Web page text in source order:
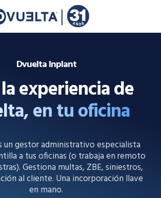
Dvuelta Inplant
experiencia de
en tu oficina
un gestor administrativo especialista
a tus oficinas (o trabaja en remoto
Gestiona multas, ZBE, siniestros,
al cliente. Una incorporación llave
en mano.